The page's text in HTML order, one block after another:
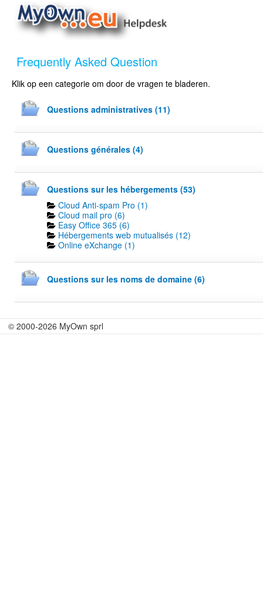
Frequently Asked Question
Klik op een categorie om door de vragen te bladeren.
Questions administratives (11)
Questions générales (4)
Questions sur les hébergements (53)
Cloud Anti-spam Pro (1)
Cloud mail pro (6)
Easy Office 365 (6)
Hébergements web mutualisés (12)
Online eXchange (1)
Questions sur les noms de domaine (6)
© 2000-2026 MyOwn sprl